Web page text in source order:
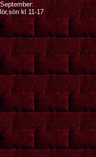
September:
lör,sön kl 11-17